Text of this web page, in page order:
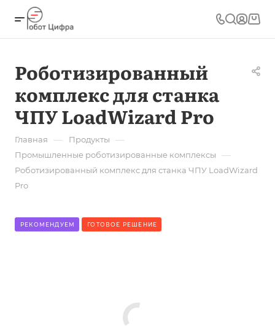
Роботизированный
комплекс для станка
ЧПУ LoadWizard Pro
Главная — Продукты —
Промышленные роботизированные комплексы —
Роботизированный комплекс для станка ЧПУ LoadWizard
Pro
РЕКОМЕНДУЕМ ГОТОВОЕ РЕШЕНИЕ